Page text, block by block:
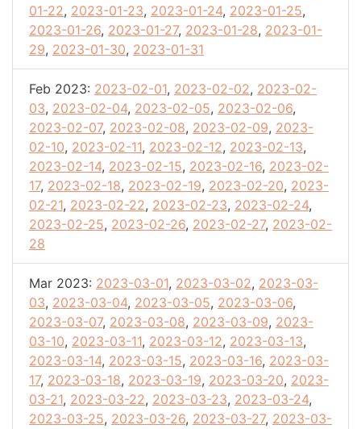
01-22, 2023-01-23, 2023-01-24, 2023-01-25,
2023-01-26, 2023-01-27, 2023-01-28, 2023-01-
29, 2023-01-30, 2023-01-31
Feb 2023: 2023-02-01, 2023-02-02, 2023-02-
03, 2023-02-04, 2023-02-05, 2023-02-06,
2023-02-07, 2023-02-08, 2023-02-09, 2023-
02-10, 2023-02-11, 2023-02-12, 2023-02-13,
2023-02-14, 2023-02-15, 2023-02-16, 2023-02-
17, 2023-02-18, 2023-02-19, 2023-02-20, 2023-
02-21, 2023-02-22, 2023-02-23, 2023-02-24,
2023-02-25, 2023-02-26, 2023-02-27, 2023-02-
28
Mar 2023: 2023-03-01, 2023-03-02, 2023-03-
03, 2023-03-04, 2023-03-05, 2023-03-06,
2023-03-07, 2023-03-08, 2023-03-09, 2023-
03-10, 2023-03-11, 2023-03-12, 2023-03-13,
2023-03-14, 2023-03-15, 2023-03-16, 2023-03-
17, 2023-03-18, 2023-03-19, 2023-03-20, 2023-
03-21, 2023-03-22, 2023-03-23, 2023-03-24,
2023-03-25, 2023-03-26, 2023-03-27, 2023-03-